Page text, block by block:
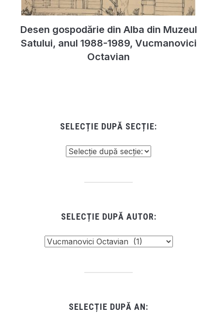
Desen gospodărie din Alba din Muzeul
Satului, anul 1988-1989, Vucmanovici
Octavian
SELECȚIE DUPĂ SECȚIE:
SELECȚIE DUPĂ AUTOR:
SELECȚIE DUPĂ AN: